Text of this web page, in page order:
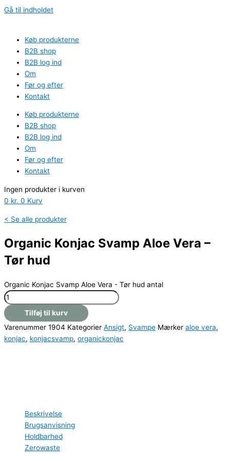
Gå til indholdet
Køb produkterne
B2B shop
B2B log ind
Om
Før og efter
Kontakt
Køb produkterne
B2B shop
B2B log ind
Om
Før og efter
Kontakt
Ingen produkter i kurven
0 kr. 0 Kurv
< Se alle produkter
Organic Konjac Svamp Aloe Vera –
Tør hud
Organic Konjac Svamp Aloe Vera - Tør hud antal
Tilføj til kurv
Varenummer 1904 Kategorier Ansigt, Svampe Mærker aloe vera,
konjac, konjacsvamp, organickonjac
Beskrivelse
Brugsanvisning
Holdbarhed
Zerowaste